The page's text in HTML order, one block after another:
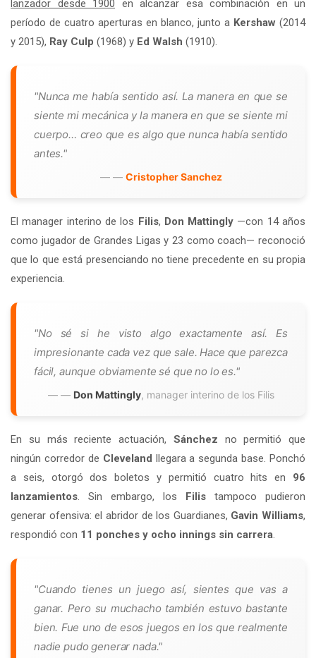
lanzador desde 1900 en alcanzar esa combinación en un
período de cuatro aperturas en blanco, junto a Kershaw (2014
y 2015), Ray Culp (1968) y Ed Walsh (1910).
"Nunca me había sentido así. La manera en que se
siente mi mecánica y la manera en que se siente mi
cuerpo… creo que es algo que nunca había sentido
antes."
— Cristopher Sanchez
El manager interino de los Filis, Don Mattingly —con 14 años
como jugador de Grandes Ligas y 23 como coach— reconoció
que lo que está presenciando no tiene precedente en su propia
experiencia.
"No sé si he visto algo exactamente así. Es
impresionante cada vez que sale. Hace que parezca
fácil, aunque obviamente sé que no lo es."
— Don Mattingly, manager interino de los Filis
En su más reciente actuación, Sánchez no permitió que
ningún corredor de Cleveland llegara a segunda base. Ponchó
a seis, otorgó dos boletos y permitió cuatro hits en 96
lanzamientos. Sin embargo, los Filis tampoco pudieron
generar ofensiva: el abridor de los Guardianes, Gavin Williams,
respondió con 11 ponches y ocho innings sin carrera.
"Cuando tienes un juego así, sientes que vas a
ganar. Pero su muchacho también estuvo bastante
bien. Fue uno de esos juegos en los que realmente
nadie pudo generar nada."